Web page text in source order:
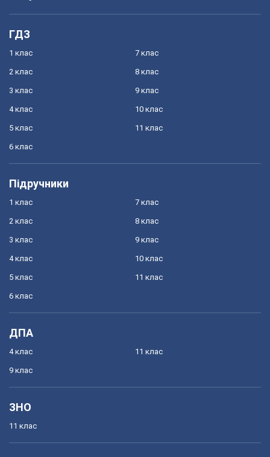
ГДЗ
1 клас
2 клас
3 клас
4 клас
5 клас
6 клас
7 клас
8 клас
9 клас
10 клас
11 клас
Підручники
1 клас
2 клас
3 клас
4 клас
5 клас
6 клас
7 клас
8 клас
9 клас
10 клас
11 клас
ДПА
4 клас
9 клас
11 клас
ЗНО
11 клас